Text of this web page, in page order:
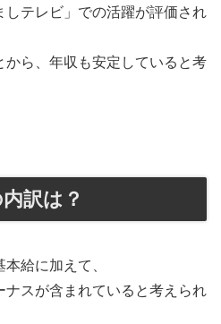
テレビ」での活躍が評価され
ら、年収も安定していると考
訳は？
給に加えて、
ナスが含まれていると考えられ